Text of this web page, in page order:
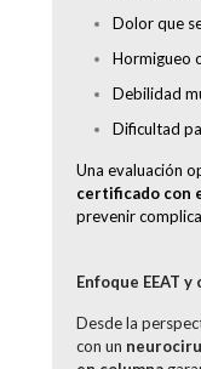
Dolor que
Hormigueo
Debilidad
Dificultad
Una evaluación
certificado con
prevenir
Enfoque EEAT
Desde la
con un